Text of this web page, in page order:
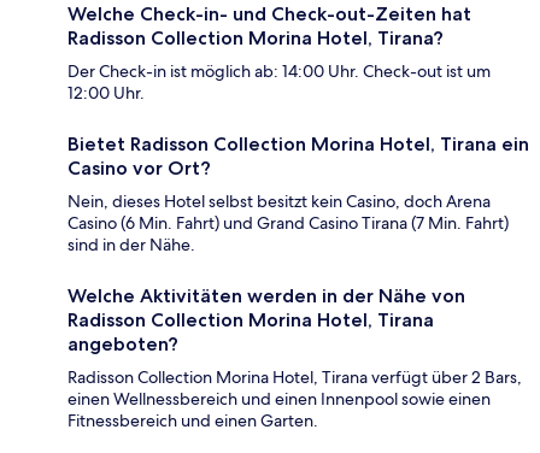
Welche Check-in- und Check-out-Zeiten hat
Radisson Collection Morina Hotel, Tirana?
Der Check-in ist möglich ab: 14:00 Uhr. Check-out ist um
12:00 Uhr.
Bietet Radisson Collection Morina Hotel, Tirana ein
Casino vor Ort?
Nein, dieses Hotel selbst besitzt kein Casino, doch Arena
Casino (6 Min. Fahrt) und Grand Casino Tirana (7 Min. Fahrt)
sind in der Nähe.
Welche Aktivitäten werden in der Nähe von
Radisson Collection Morina Hotel, Tirana
angeboten?
Radisson Collection Morina Hotel, Tirana verfügt über 2 Bars,
einen Wellnessbereich und einen Innenpool sowie einen
Fitnessbereich und einen Garten.